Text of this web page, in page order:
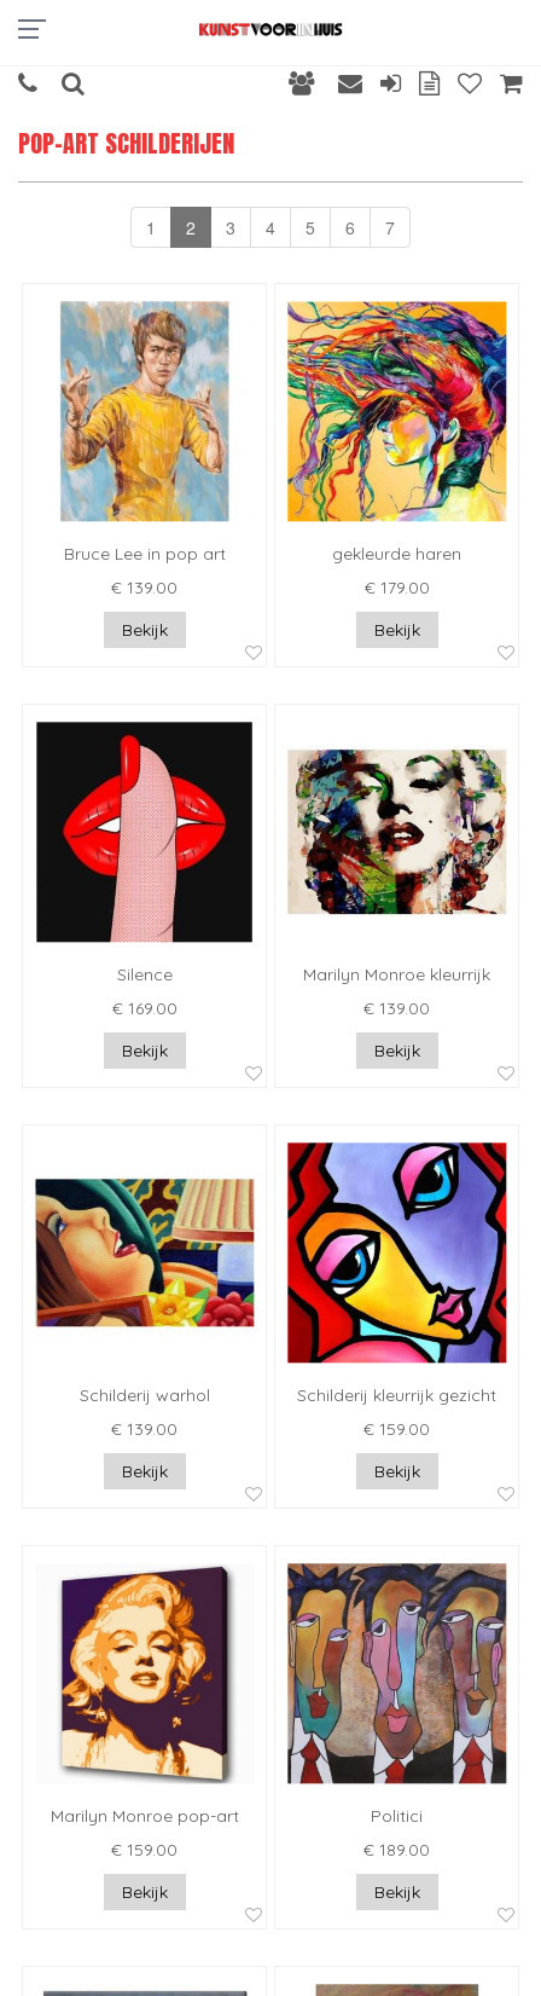
POP-ART SCHILDERIJEN
1 2 3 4 5 6 7
Bruce Lee in pop art
€ 139.00
Bekijk
gekleurde haren
€ 179.00
Bekijk
Silence
€ 169.00
Bekijk
Marilyn Monroe kleurrijk
€ 139.00
Bekijk
Schilderij warhol
€ 139.00
Bekijk
Schilderij kleurrijk gezicht
€ 159.00
Bekijk
Marilyn Monroe pop-art
€ 159.00
Bekijk
Politici
€ 189.00
Bekijk